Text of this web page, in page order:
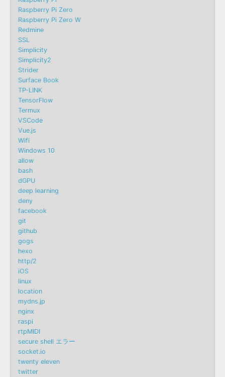
Raspberry Pi Zero
Raspberry Pi Zero W
Redmine
SSL
Simplicity
Simplicity2
Strider
Surface Book
TP-LINK
TensorFlow
Termux
VSCode
Vue.js
Wifi
Windows 10
allow
bash
dGPU
deep learning
deny
facebook
git
github
gogs
hexo
http/2
iOS
linux
location
mydns.jp
nginx
raspi
rtpMIDI
secure shell エラー
socket.io
twenty eleven
twitter